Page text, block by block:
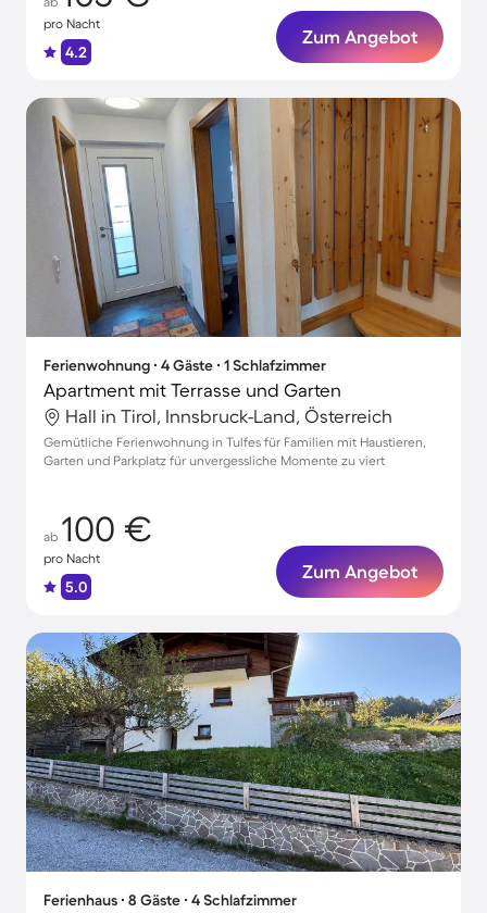
pro Nacht
4.2
Zum Angebot
Ferienwohnung ∙ 4 Gäste ∙ 1 Schlafzimmer
Apartment mit Terrasse und Garten
Hall in Tirol, Innsbruck-Land, Österreich
Gemütliche Ferienwohnung in Tulfes für Familien mit Haustieren,
Garten und Parkplatz für unvergessliche Momente zu viert
ab 100 €
pro Nacht
5.0
Zum Angebot
Ferienhaus ∙ 8 Gäste ∙ 4 Schlafzimmer